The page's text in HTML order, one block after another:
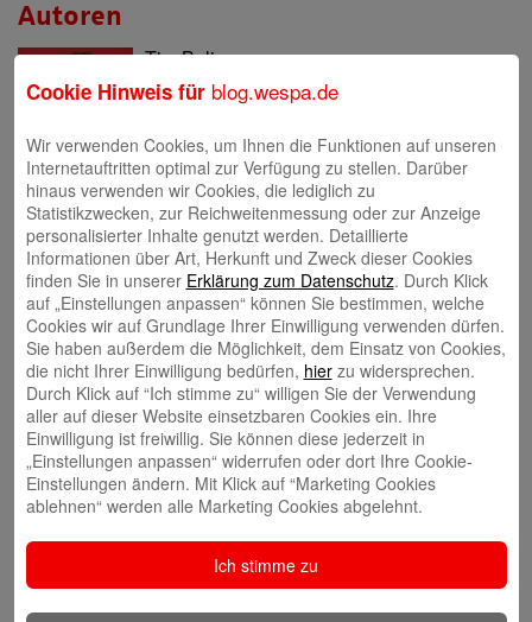
Autoren
Tim Beling
Eva Bläsen
Tina Blatz-Ruhnau
Annette Butzke
Cookie Hinweis für blog.wespa.de
Wir verwenden Cookies, um Ihnen die Funktionen auf unseren
Internetauftritten optimal zur Verfügung zu stellen. Darüber
hinaus verwenden wir Cookies, die lediglich zu
Statistikzwecken, zur Reichweitenmessung oder zur Anzeige
personalisierter Inhalte genutzt werden. Detaillierte
Informationen über Art, Herkunft und Zweck dieser Cookies
finden Sie in unserer Erklärung zum Datenschutz. Durch Klick
auf „Einstellungen anpassen“ können Sie bestimmen, welche
Cookies wir auf Grundlage Ihrer Einwilligung verwenden dürfen.
Sie haben außerdem die Möglichkeit, dem Einsatz von Cookies,
die nicht Ihrer Einwilligung bedürfen, hierzu widersprechen.
Durch Klick auf “Ich stimme zu“ willigen Sie der Verwendung
aller auf dieser Website einsetzbaren Cookies ein. Ihre
Einwilligung ist freiwillig. Sie können diese jederzeit in
„Einstellungen anpassen“ widerrufen oder dort Ihre Cookie-
Einstellungen ändern. Mit Klick auf “Marketing Cookies
ablehnen“ werden alle Marketing Cookies abgelehnt.
Ich stimme zu